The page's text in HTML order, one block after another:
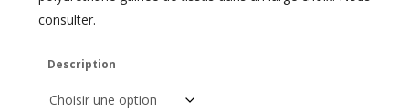
consulter.
Description